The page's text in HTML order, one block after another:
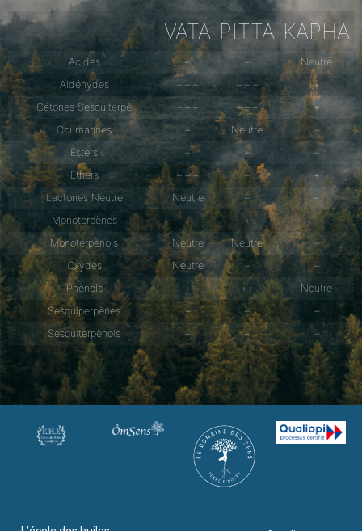
VATA PITTA KAPHA
Acides – –
Neutre
Aldéhydes
– – – – – –
+
Cétones Sesquiterpè
– – – – – –
+
Coumarines
– Neutre
–
Esters
– –
–
Ethers
– – – –
+
Lactones Neutre
Neutre –
–
Monoterpènes
+ +
–
Monoterpènols
Neutre Neutre
–
Oxydes
Neutre –
–
Phénols
+ ++
Neutre
Sesquiperpènes
– –
–
Sesquiterpènols
– – –